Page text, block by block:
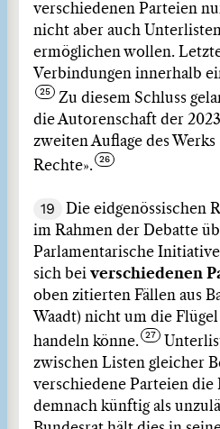
verschiedenen Parteien
nicht aber auch
ermöglichen wollen.
Verbindungen innerhalb
Zu diesem Schluss
die Autorenschaft der
zweiten Auflage des
Rechte».
19
Die eidgenössischen
im Rahmen der Debatte
Parlamentarische Initiative
sich bei verschiedenen
oben zitierten Fällen aus
Waadt) nicht um die
handeln könne.
zwischen Listen gleicher
verschiedene Parteien die
demnach künftig als